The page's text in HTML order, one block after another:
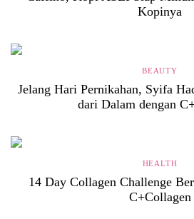
Kopinya
BEAUTY
Jelang Hari Pernikahan, Syifa
dari Dalam dengan
HEALTH
14 Day Collagen Challenge
C+Collagen